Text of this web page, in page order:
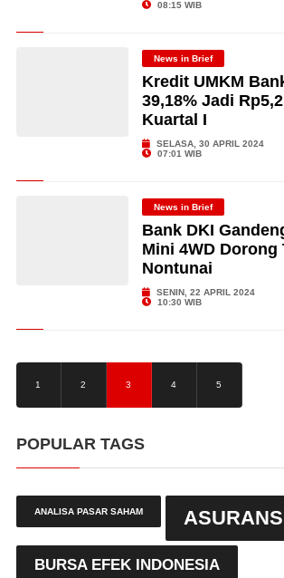
08:15 WIB
News in Brief
Kredit UMKM
39,18% Jadi
Kuartal I
SELASA, 30 APRIL 2024
07:01 WIB
News in Brief
Bank DKI
Mini 4WD Dorong
Nontunai
SENIN, 22 APRIL 2024
10:30 WIB
1 2 3 4 5
POPULAR TAGS
ANALISA PASAR SAHAM
BURSA EFEK INDONESIA